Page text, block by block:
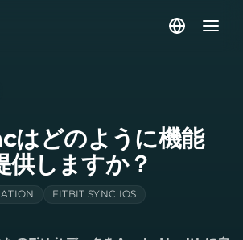
どのように機能
供しますか？
FITBIT SYNC IOS